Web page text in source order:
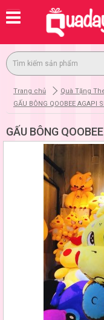
Trang chủ Quà Tặng
GẤU BÔNG QOOBEE AGAPI
GẤU BÔNG